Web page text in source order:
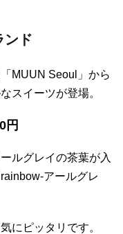
ンド
MUUN Seoul」から
スイーツが登場。
円
ルグレイの茶葉が入
アールグレ
にピッタリです。